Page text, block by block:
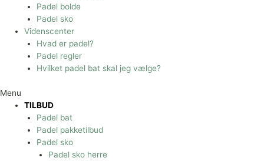
Padel bolde
Padel sko
Videnscenter
Hvad er padel?
Padel regler
Hvilket padel bat skal jeg vælge?
Menu
TILBUD
Padel bat
Padel pakketilbud
Padel sko
Padel sko herre